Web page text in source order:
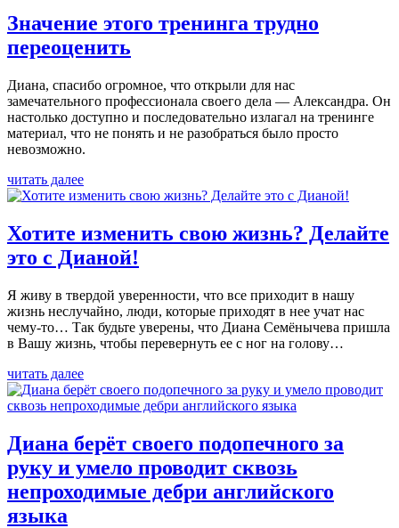
Значение этого тренинга трудно
переоценить
Диана, спасибо огромное, что открыли для нас
замечательного профессионала своего дела — Александра. Он
настолько доступно и последовательно излагал на тренинге
материал, что не понять и не разобраться было просто
невозможно.
читать далее
Хотите изменить свою жизнь? Делайте
это с Дианой!
Я живу в твердой уверенности, что все приходит в нашу
жизнь неслучайно, люди, которые приходят в нее учат нас
чему-то… Так будьте уверены, что Диана Семёнычева пришла
в Вашу жизнь, чтобы перевернуть ее с ног на голову…
читать далее
Диана берёт своего подопечного за
руку и умело проводит сквозь
непроходи­мые дебри английского
языка